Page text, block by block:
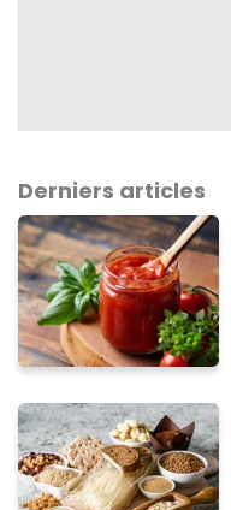
Derniers articles